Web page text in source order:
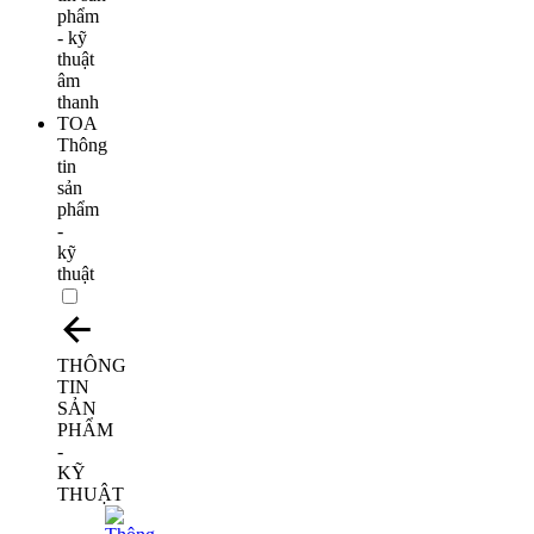
Thông
tin
sản
phẩm
-
kỹ
thuật
THÔNG
TIN
SẢN
PHẨM
-
KỸ
THUẬT